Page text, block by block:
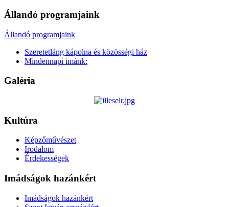
Állandó programjaink
Állandó programjaink
Szeretetláng kápolna és közösségi ház
Mindennapi imánk:
Galéria
Kultúra
Képzőművészet
Irodalom
Érdekességek
Imádságok hazánkért
Imádságok hazánkért